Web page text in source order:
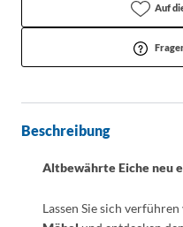
Auf
Beschreibung
Altbewährte Eiche neu
Lassen Sie sich